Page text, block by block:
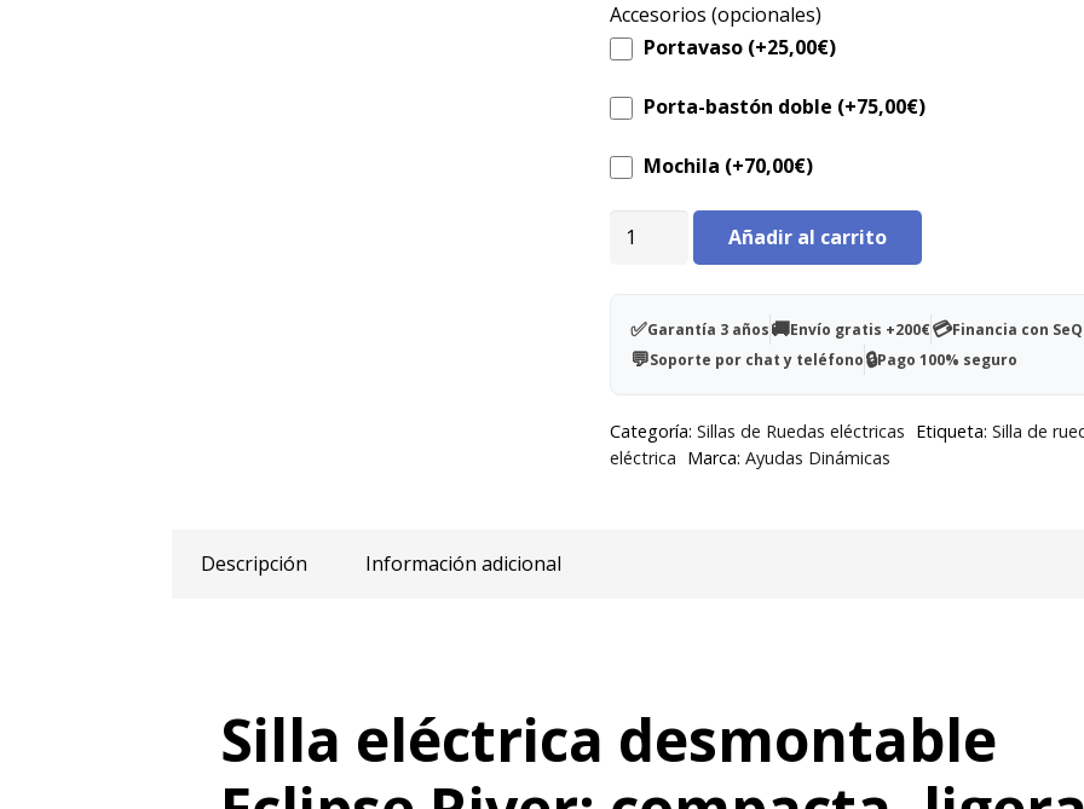
✅Ancho de asiento 45 cm
mayoría de usuarios
✅ Autonomía aproximada de hasta 15 km con
✅ Velocidad máxima 6,5 km/h, perfecta para interior y
pequeños recorridos en exterior
confort y facilidad en las transferencias
✅ Diseño compacto y fácil de guardar en casa
Accesorios (opcionales)
Portavaso (+25,00€)
Porta-bastón doble (+75,00€)
Mochila (+70,00€)
Silla
cantidad
Añadir al carrito
✅Garantía 3 años🚚Envío gratis +200€💳Financia con
💬Soporte por chat y teléfono🔒Pago 100% seguro
Categoría: Sillas de Ruedas eléctricas Etiqueta: Silla de
eléctrica Marca: Ayudas Dinámicas
Descripción Información adicional
Silla eléctrica desmontable